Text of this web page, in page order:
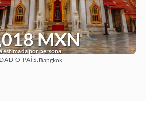
MXN
estimada por persona
See
O PAÍS:Bangkok